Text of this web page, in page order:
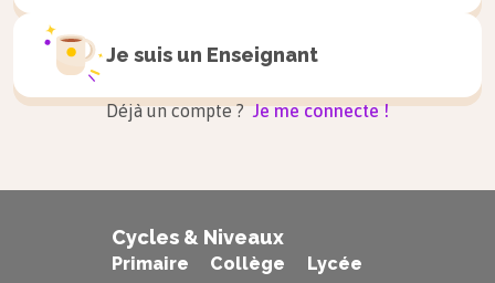
Je suis un Enseignant
Déjà un compte ? Je me connecte !
Cycles & Niveaux
Primaire Collège Lycée